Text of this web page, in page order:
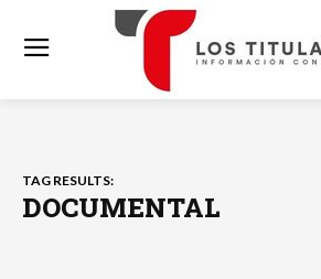
TAG RESULTS:
DOCUMENTAL